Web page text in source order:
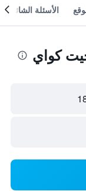
الأسئلة الشائعة
كواي